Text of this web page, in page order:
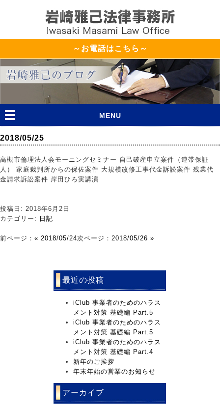
～お電話はこちら～
MENU
2018/05/25
高槻市倫理法人会モーニングセミナー 自己破産申立案件（連帯保証
人） 家庭裁判所からの保佐案件 大規模改修工事代金訴訟案件 残業代
金請求訴訟案件 岸田ひろ実講演
投稿日: 2018年6月2日
カテゴリー: 日記
前ページ： « 2018/05/24次ページ： 2018/05/26 »
最近の投稿
iClub 事業者のためのハラス
メント対策 基礎編 Part.5
iClub 事業者のためのハラス
メント対策 基礎編 Part.5
iClub 事業者のためのハラス
メント対策 基礎編 Part.4
新年のご挨拶
年末年始の営業のお知らせ
アーカイブ